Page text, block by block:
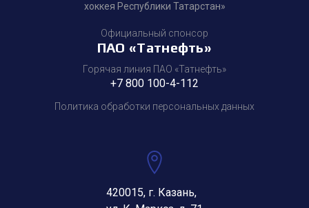
хоккея Республики Татарстан»
Официальный спонсор
ПАО «Татнефть»
Горячая линия ПАО «Татнефть»
+7 800 100-4-112
Политика обработки персональных данных
420015, г. Казань,